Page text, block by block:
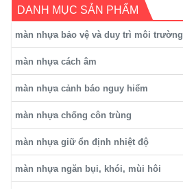
DANH MỤC SẢN PHẨM
màn nhựa bảo vệ và duy trì môi trường
màn nhựa cách âm
màn nhựa cảnh báo nguy hiểm
màn nhựa chống côn trùng
màn nhựa giữ ổn định nhiệt độ
màn nhựa ngăn bụi, khói, mùi hôi